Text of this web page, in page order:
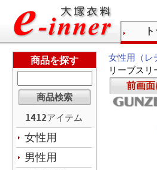
女性用（レ
リーブス
前画
商品を探す
1412アイテム
女性用
男性用